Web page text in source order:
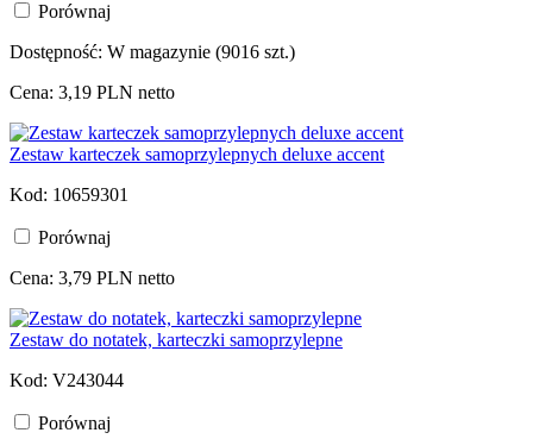
Porównaj
Dostępność: W magazynie (9016 szt.)
Cena: 3,19 PLN netto
Zestaw karteczek samoprzylepnych deluxe accent
Kod: 10659301
Porównaj
Cena: 3,79 PLN netto
Zestaw do notatek, karteczki samoprzylepne
Kod: V243044
Porównaj